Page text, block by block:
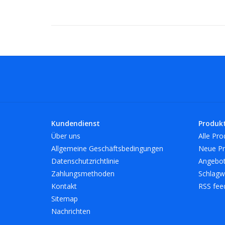
Kundendienst
Über uns
Allgemeine Geschäftsbedingungen
Datenschutzrichtlinie
Zahlungsmethoden
Kontakt
Sitemap
Nachrichten
Alle
Neue
RSS